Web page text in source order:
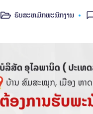
Postedຮັບສະຫມັກພະນັກງານ